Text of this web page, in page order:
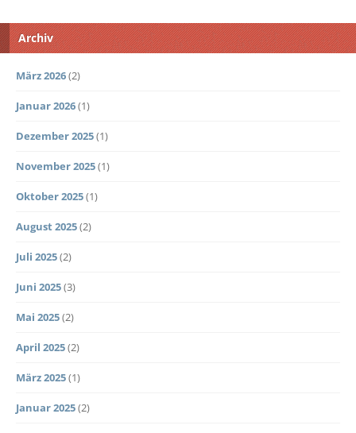
Archiv
März 2026(2)
Januar 2026(1)
Dezember 2025(1)
November 2025(1)
Oktober 2025(1)
August 2025(2)
Juli 2025(2)
Juni 2025(3)
Mai 2025(2)
April 2025(2)
März 2025(1)
Januar 2025(2)